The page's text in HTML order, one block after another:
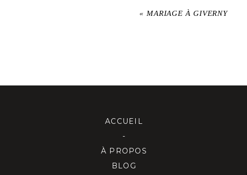
« MARIAGE À GIVERNY
ACCUEIL
-
À PROPOS
BLOG